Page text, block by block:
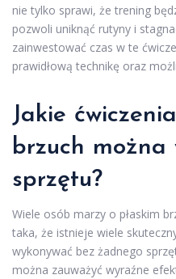
nie tylko sprawi, że trening
pozwoli uniknąć rutyny i
zainwestować czas w te
prawidłową technikę oraz
Jakie
brzuch można
sprzętu?
Wiele osób marzy o płaskim
taka, że istnieje wiele
wykonywać bez żadnego
można zauważyć wyraźne